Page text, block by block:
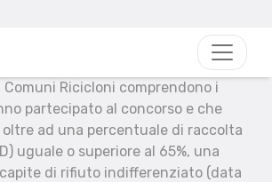
Ricicloni comprendono i
partecipato al concorso e che
ad una percentuale di raccolta
uguale o superiore al 65%, una
di rifiuto indifferenziato (data